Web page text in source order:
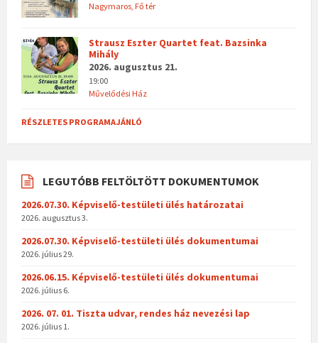
Nagymaros, Fő tér
Strausz Eszter Quartet feat. Bazsinka
Mihály
2026. augusztus 21.
19:00
Művelődési Ház
RÉSZLETES PROGRAMAJÁNLÓ
LEGUTÓBB FELTÖLTÖTT DOKUMENTUMOK
2026.07.30. Képviselő-testületi ülés határozatai
2026. augusztus 3.
2026.07.30. Képviselő-testületi ülés dokumentumai
2026. július 29.
2026.06.15. Képviselő-testületi ülés dokumentumai
2026. július 6.
2026. 07. 01. Tiszta udvar, rendes ház nevezési lap
2026. július 1.